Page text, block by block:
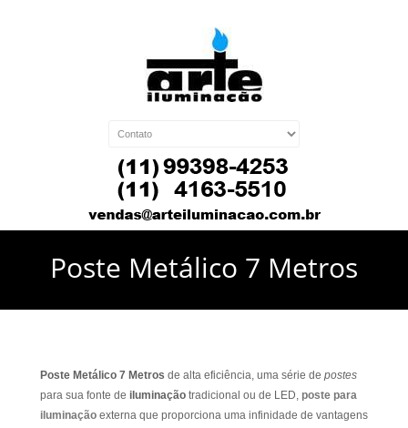
Poste Metálico 7 Metros
Poste Metálico 7 Metros de alta eficiência, uma série de postes
para sua fonte de iluminação tradicional ou de LED, poste para
iluminação externa que proporciona uma infinidade de vantagens